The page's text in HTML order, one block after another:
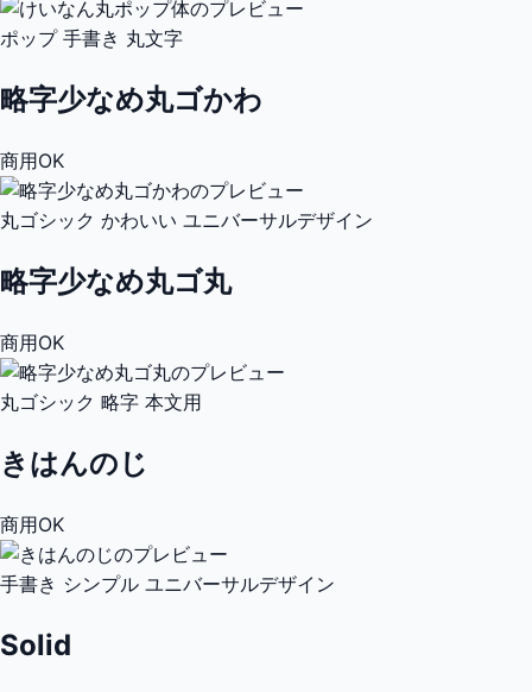
ポップ 手書き 丸文字
略字少なめ丸ゴかわ
商用OK
丸ゴシック かわいい ユニバーサルデザイン
略字少なめ丸ゴ丸
商用OK
丸ゴシック 略字 本文用
きはんのじ
商用OK
手書き シンプル ユニバーサルデザイン
Solid